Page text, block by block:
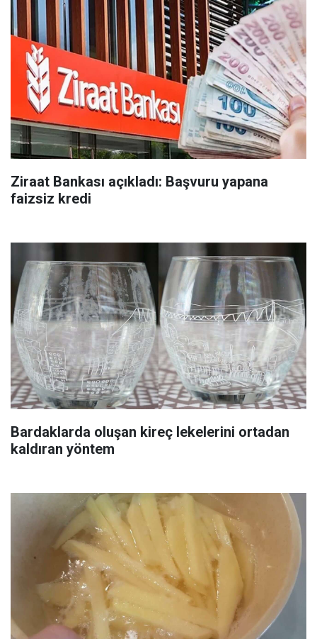
Ziraat Bankası açıkladı: Başvuru yapana
faizsiz kredi
Bardaklarda oluşan kireç lekelerini ortadan
kaldıran yöntem